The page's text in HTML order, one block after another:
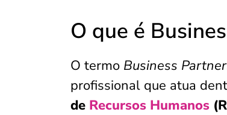
O que é
O termo Business Partner
profissional que atua
de Recursos Humanos